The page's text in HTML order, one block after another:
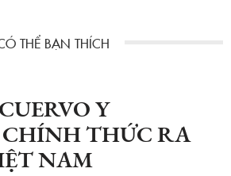
Y
CHÍNH THỨC RA
NAM